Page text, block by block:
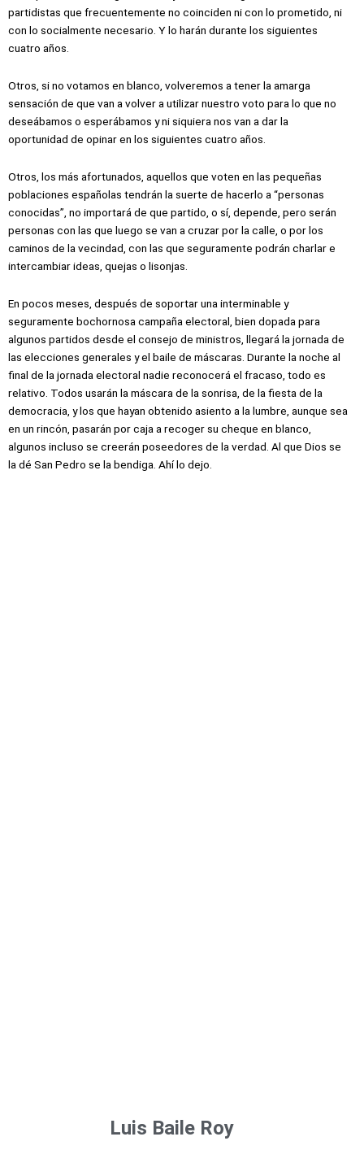
partidistas que frecuentemente no coinciden ni con lo prometido, ni
con lo socialmente necesario. Y lo harán durante los siguientes
cuatro años.
Otros, si no votamos en blanco, volveremos a tener la amarga
sensación de que van a volver a utilizar nuestro voto para lo que no
deseábamos o esperábamos y ni siquiera nos van a dar la
oportunidad de opinar en los siguientes cuatro años.
Otros, los más afortunados, aquellos que voten en las pequeñas
poblaciones españolas tendrán la suerte de hacerlo a “personas
conocidas”, no importará de que partido, o sí, depende, pero serán
personas con las que luego se van a cruzar por la calle, o por los
caminos de la vecindad, con las que seguramente podrán charlar e
intercambiar ideas, quejas o lisonjas.
En pocos meses, después de soportar una interminable y
seguramente bochornosa campaña electoral, bien dopada para
algunos partidos desde el consejo de ministros, llegará la jornada de
las elecciones generales y el baile de máscaras. Durante la noche al
final de la jornada electoral nadie reconocerá el fracaso, todo es
relativo. Todos usarán la máscara de la sonrisa, de la fiesta de la
democracia, y los que hayan obtenido asiento a la lumbre, aunque sea
en un rincón, pasarán por caja a recoger su cheque en blanco,
algunos incluso se creerán poseedores de la verdad. Al que Dios se
la dé San Pedro se la bendiga. Ahí lo dejo.
Luis Baile Roy